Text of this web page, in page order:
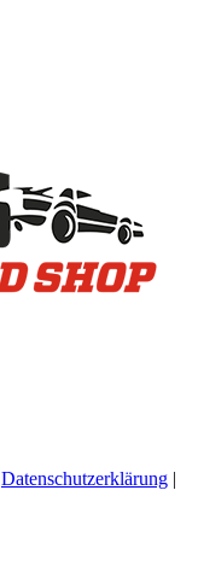
Datenschutzerklärung |